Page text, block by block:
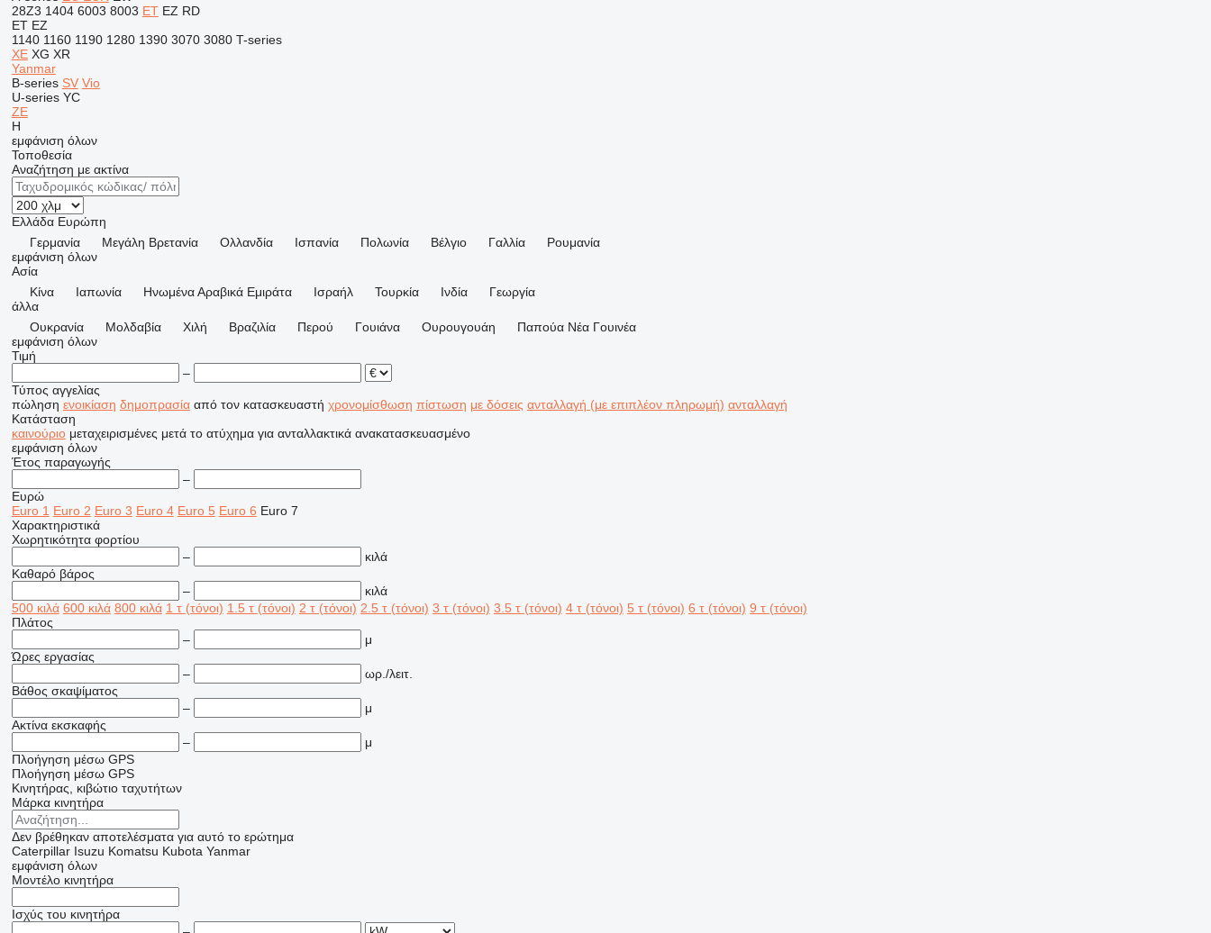
28Z3 1404 6003 8003 ET EZ RD
ET EZ
1140 1160 1190 1280 1390 3070 3080 T-series
XE XG XR
Yanmar
B-series SV Vio
U-series YC
ZE
H
εμφάνιση όλων
Τοποθεσία
Αναζήτηση με ακτίνα
Ελλάδα Ευρώπη
Γερμανία
Μεγάλη Βρετανία Ολλανδία Ισπανία Πολωνία Βέλγιο Γαλλία
Ρουμανία
εμφάνιση όλων
Ασία
Κίνα
Ιαπωνία Hνωμένα Αραβικά Εμιράτα Ισραήλ Τουρκία Ινδία
Γεωργία
άλλα
Ουκρανία
Μολδαβία Χιλή Βραζιλία Περού Γουιάνα Ουρουγουάη
Παπούα Νέα Γουινέα
εμφάνιση όλων
Τιμή
–
Τύπος αγγελίας
πώληση ενοικίαση δημοπρασία από τον κατασκευαστή χρονομίσθωση πίστωση με δόσεις ανταλλαγή (με επιπλέον πληρωμή) ανταλλαγή
Κατάσταση
καινούριο μεταχειρισμένες μετά το ατύχημα για ανταλλακτικά ανακατασκευασμένο
εμφάνιση όλων
Έτος παραγωγής
–
Ευρώ
Euro 1 Euro 2 Euro 3 Euro 4 Euro 5 Euro 6 Euro 7
Χαρακτηριστικά
Χωρητικότητα φορτίου
–
κιλά
Καθαρό βάρος
–
κιλά
500 κιλά 600 κιλά 800 κιλά 1 τ (τόνοι) 1.5 τ (τόνοι) 2 τ (τόνοι) 2.5 τ (τόνοι) 3 τ (τόνοι) 3.5 τ (τόνοι) 4 τ (τόνοι) 5 τ (τόνοι) 6 τ (τόνοι) 9 τ (τόνοι)
Πλάτος
–
μ
Ώρες εργασίας
–
ωρ./λειτ.
Βάθος σκαψίματος
–
μ
Ακτίνα εκσκαφής
–
μ
Πλοήγηση μέσω GPS
Πλοήγηση μέσω GPS
Κινητήρας, κιβώτιο ταχυτήτων
Μάρκα κινητήρα
Δεν βρέθηκαν αποτελέσματα για αυτό το ερώτημα
Caterpillar Isuzu Komatsu Kubota Yanmar
εμφάνιση όλων
Μοντέλο κινητήρα
Ισχύς του κινητήρα